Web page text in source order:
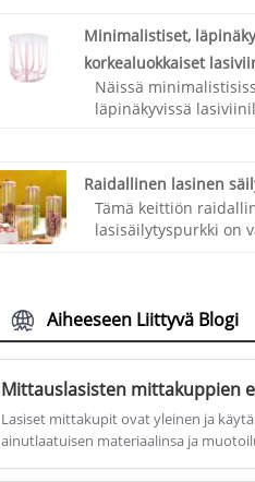
Minimalistiset,
korkealuokkaiset
Näissä
läpinäkyvissä
poikkeuksellisissa
pyöristetty reuna,
sileä, mukava
rakastamaan.
Raidallinen lasinen
Tämä keittiön
lasisäilytyspurkki on
kuparivanne, joka
kosteudelta ja
keittiön
kestävä, kestää
lämpötiloja, vahvaa
kestävyyttä.
pakastin kestävä,
säilyttää ruokaa ja
Aiheeseen Liittyvä Blogi
Mittauslasisten mittakuppien
Lasiset mittakupit ovat yleinen ja
ainutlaatuisen materiaalinsa ja